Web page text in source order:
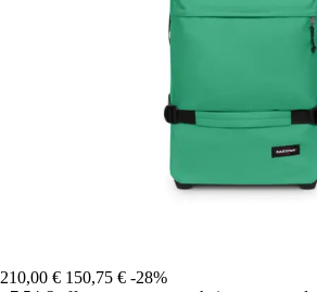
210,00 € 150,75 € -28%